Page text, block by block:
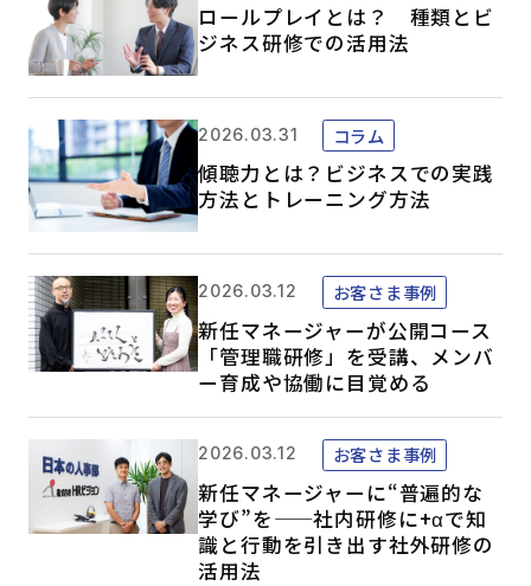
管理者ログイン
ロールプレイとは？ 種類とビ
ジネス研修での活用法
2026.03.31 コラム
傾聴力とは？ビジネスでの実践
方法とトレーニング方法
2026.03.12 お客さま事例
新任マネージャーが公開コース
「管理職研修」を受講、メンバ
ー育成や協働に目覚める
2026.03.12 お客さま事例
新任マネージャーに“普遍的な
学び”を——社内研修に+αで知
識と行動を引き出す社外研修の
活用法